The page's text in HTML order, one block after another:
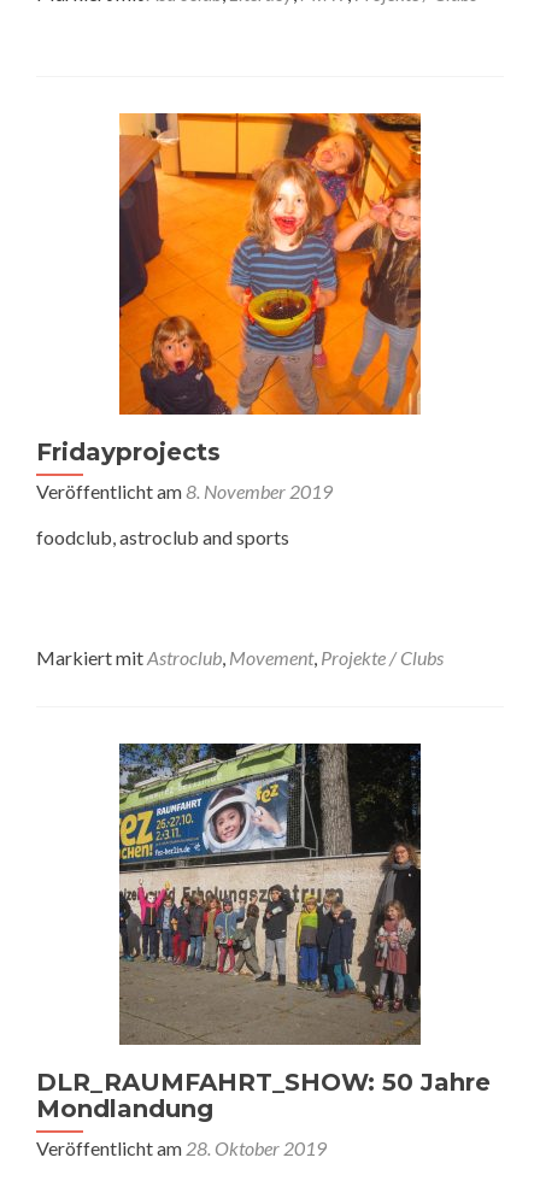
Fridayprojects
Veröffentlicht am8. November 2019
foodclub, astroclub and sports
Markiert mitAstroclub, Movement, Projekte / Clubs
DLR_RAUMFAHRT_SHOW: 50 Jahre
Mondlandung
Veröffentlicht am 28. Oktober 2019